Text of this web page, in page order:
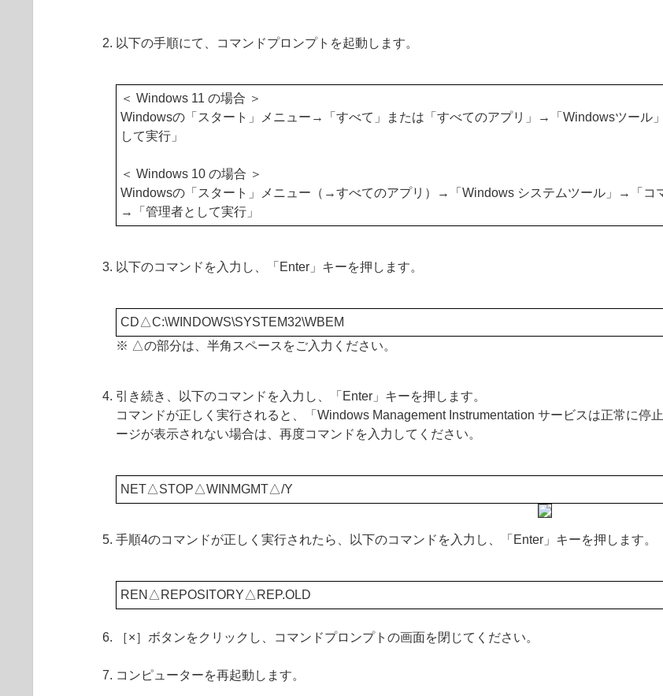
以下の手順にて、コマンドプロンプトを起動します。
＜ Windows 11 の場合 ＞
Windowsの「スタート」メニュー→「すべて」または「すべてのアプリ」→「Windowsツー
して実行」
＜ Windows 10 の場合 ＞
Windowsの「スタート」メニュー（→すべてのアプリ）→「Windows システムツール」→「コ
→「管理者として実行」
以下のコマンドを入力し、「Enter」キーを押します。
CD△C:\WINDOWS\SYSTEM32\WBEM
※ △の部分は、半角スペースをご入力ください。
引き続き、以下のコマンドを入力し、「Enter」キーを押します。
コマンドが正しく実行されると、「Windows Management Instrumentation サービスは正常に停
ージが表示されない場合は、再度コマンドを入力してください。
NET△STOP△WINMGMT△/Y
手順4のコマンドが正しく実行されたら、以下のコマンドを入力し、「Enter」キーを押します。
REN△REPOSITORY△REP.OLD
［×］ボタンをクリックし、コマンドプロンプトの画面を閉じてください。
コンピューターを再起動します。